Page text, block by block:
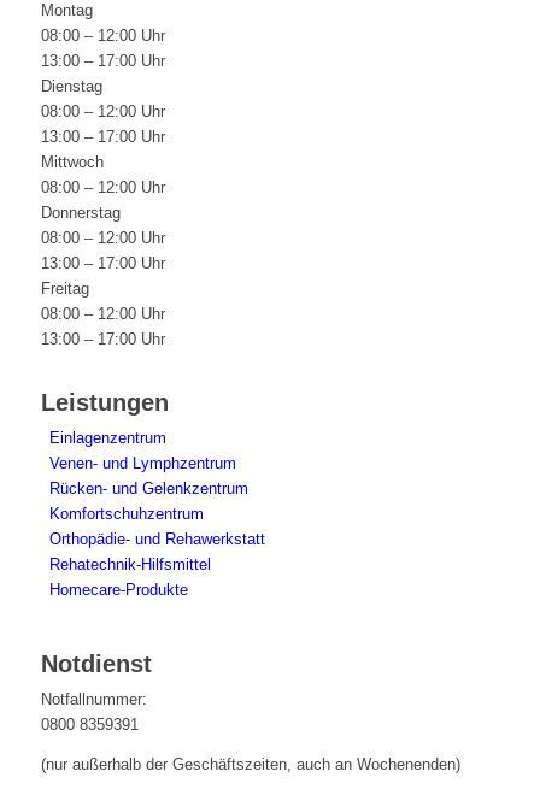
Montag
08:00 – 12:00 Uhr
13:00 – 17:00 Uhr
Dienstag
08:00 – 12:00 Uhr
13:00 – 17:00 Uhr
Mittwoch
08:00 – 12:00 Uhr
Donnerstag
08:00 – 12:00 Uhr
13:00 – 17:00 Uhr
Freitag
08:00 – 12:00 Uhr
13:00 – 17:00 Uhr
Leistungen
Einlagenzentrum
Venen- und Lymphzentrum
Rücken- und Gelenkzentrum
Komfortschuhzentrum
Orthopädie- und Rehawerkstatt
Rehatechnik-Hilfsmittel
Homecare-Produkte
Notdienst
Notfallnummer:
0800 8359391
(nur außerhalb der Geschäftszeiten, auch an Wochenenden)